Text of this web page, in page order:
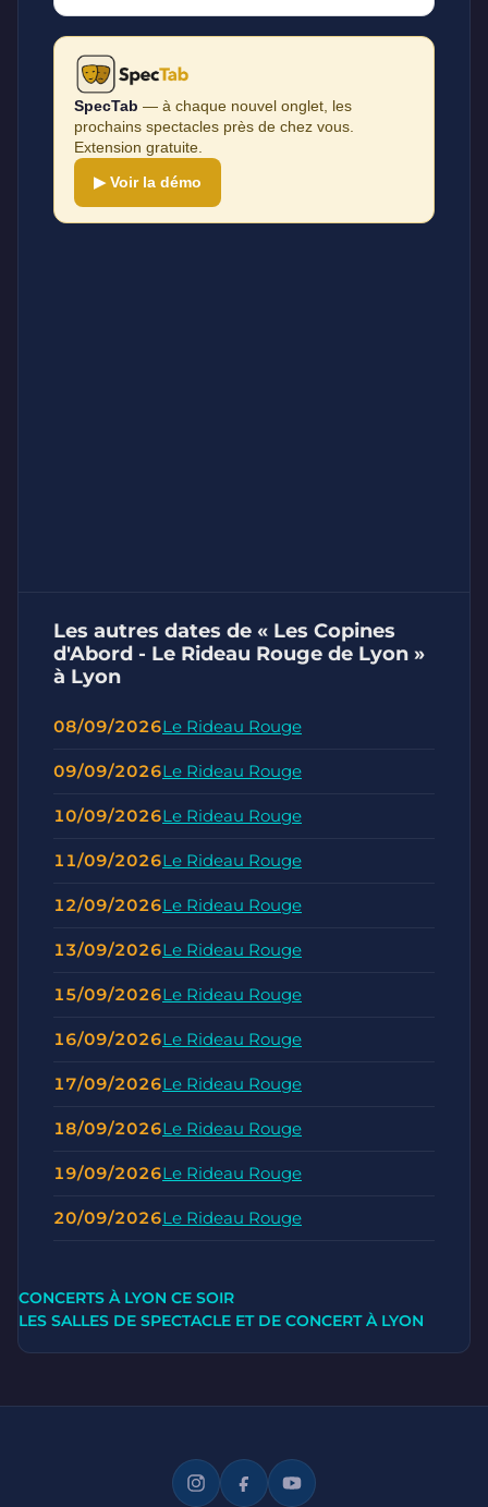
SpecTab — à chaque nouvel onglet, les
prochains spectacles près de chez vous.
Extension gratuite.
▶ Voir la démo
Les autres dates de « Les Copines
d'Abord - Le Rideau Rouge de Lyon »
à Lyon
08/09/2026Le Rideau Rouge
09/09/2026Le Rideau Rouge
10/09/2026Le Rideau Rouge
11/09/2026Le Rideau Rouge
12/09/2026Le Rideau Rouge
13/09/2026Le Rideau Rouge
15/09/2026Le Rideau Rouge
16/09/2026Le Rideau Rouge
17/09/2026Le Rideau Rouge
18/09/2026Le Rideau Rouge
19/09/2026Le Rideau Rouge
20/09/2026Le Rideau Rouge
CONCERTS À LYON CE SOIR
LES SALLES DE SPECTACLE ET DE CONCERT À LYON